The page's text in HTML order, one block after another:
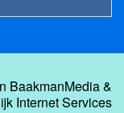
BaakmanMedia&
Internet Services